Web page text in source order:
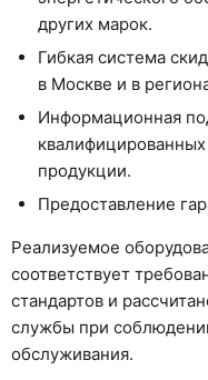
других марок.
Гибкая система
в Москве и в
Информационная
продукции.
Предоставление
Реализуемое
соответствует
стандартов и
службы при
обслуживания.